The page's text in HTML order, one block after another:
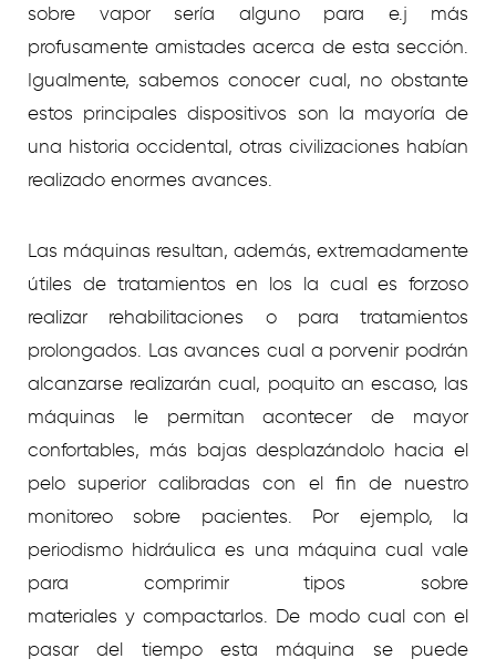
sobre vapor serí­a alguno para e.j más
profusamente amistades acerca de esta sección.
Igualmente, sabemos conocer cual, no obstante
estos principales dispositivos son la mayoría de
una historia occidental, otras civilizaciones habían
realizado enormes avances.
Las máquinas resultan, además, extremadamente
útiles de tratamientos en los la cual es forzoso
realizar rehabilitaciones o para tratamientos
prolongados. Las avances cual a porvenir podrán
alcanzarse realizarán cual, poquito an escaso, las
máquinas le permitan acontecer de mayor
confortables, más bajas desplazándolo hacia el
pelo superior calibradas con el fin de nuestro
monitoreo sobre pacientes. Por ejemplo, la
periodismo hidráulica es una máquina cual vale
para comprimir tipos sobre
materiales y compactarlos. De modo cual con el
pasar del tiempo esta máquina se puede